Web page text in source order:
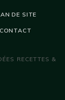
DE SITE
CONTACT
RECETTES &